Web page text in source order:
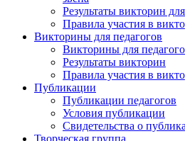
Результаты викторин
Правила участия в
Викторины для педагогов
Викторины для
Результаты викторин
Правила участия в
Публикации
Публикации педагогов
Условия публикации
Свидетельства о
Творческая группа